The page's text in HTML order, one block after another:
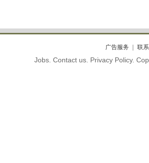
广告服务 联
Jobs. Contact us. Privacy Policy.